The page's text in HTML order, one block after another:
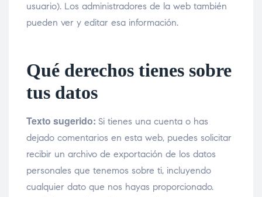
usuario). Los administradores de la web también
pueden ver y editar esa información.
Qué derechos tienes sobre
tus datos
Texto sugerido: Si tienes una cuenta o has
dejado comentarios en esta web, puedes solicitar
recibir un archivo de exportación de los datos
personales que tenemos sobre ti, incluyendo
cualquier dato que nos hayas proporcionado.